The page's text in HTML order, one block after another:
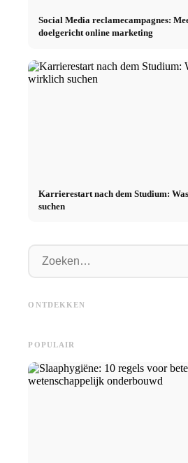
Social Media reclamecampagnes:
doelgericht online marketing
Karrierestart nach dem Studium:
suchen
ONTDEKKEN
naar de carrière
POPULAIR